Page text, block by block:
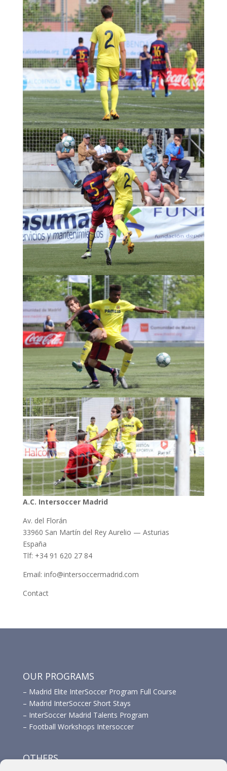
A.C. Intersoccer Madrid
Av. del Florán
33960 San Martín del Rey Aurelio — Asturias
España
Tlf: +34 91 620 27 84
Email: info@intersoccermadrid.com
Contact
OUR PROGRAMS
– Madrid Elite InterSoccer Program Full Course
– Madrid InterSoccer Short Stays
– InterSoccer Madrid Talents Program
– Football Workshops Intersoccer
OTHERS